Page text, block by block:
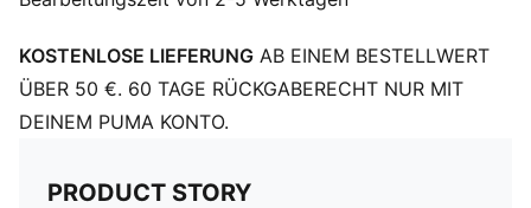
KOSTENLOSE LIEFERUNG AB EINEM BESTELLWERT
ÜBER 50 €. 60 TAGE RÜCKGABERECHT NUR MIT
DEINEM PUMA KONTO.
PRODUCT STORY